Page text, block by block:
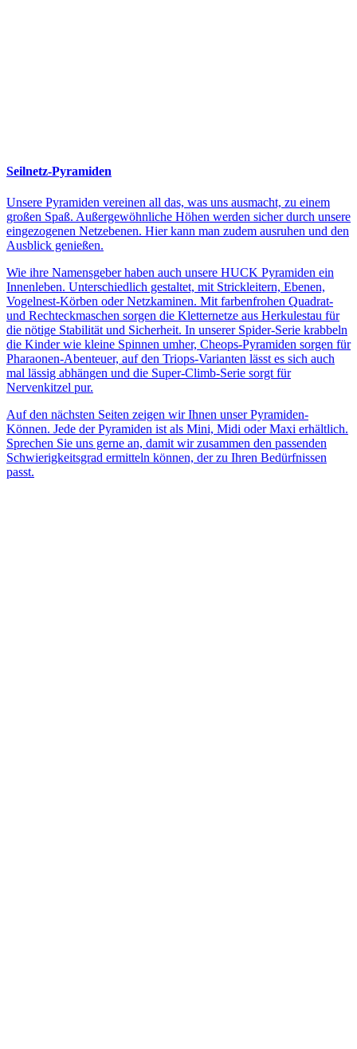
Seilnetz-Pyramiden
Unsere Pyramiden vereinen all das, was uns ausmacht, zu einem
großen Spaß. Außergewöhnliche Höhen werden sicher durch unsere
eingezogenen Netzebenen. Hier kann man zudem ausruhen und den
Ausblick genießen.
Wie ihre Namensgeber haben auch unsere HUCK Pyramiden ein
Innenleben. Unterschiedlich gestaltet, mit Strickleitern, Ebenen,
Vogelnest-Körben oder Netzkaminen. Mit farbenfrohen Quadrat-
und Rechteckmaschen sorgen die Kletternetze aus Herkulestau für
die nötige Stabilität und Sicherheit. In unserer Spider-Serie krabbeln
die Kinder wie kleine Spinnen umher, Cheops-Pyramiden sorgen für
Pharaonen-Abenteuer, auf den Triops-Varianten lässt es sich auch
mal lässig abhängen und die Super-Climb-Serie sorgt für
Nervenkitzel pur.
Auf den nächsten Seiten zeigen wir Ihnen unser Pyramiden-
Können. Jede der Pyramiden ist als Mini, Midi oder Maxi erhältlich.
Sprechen Sie uns gerne an, damit wir zusammen den passenden
Schwierigkeitsgrad ermitteln können, der zu Ihren Bedürfnissen
passt.